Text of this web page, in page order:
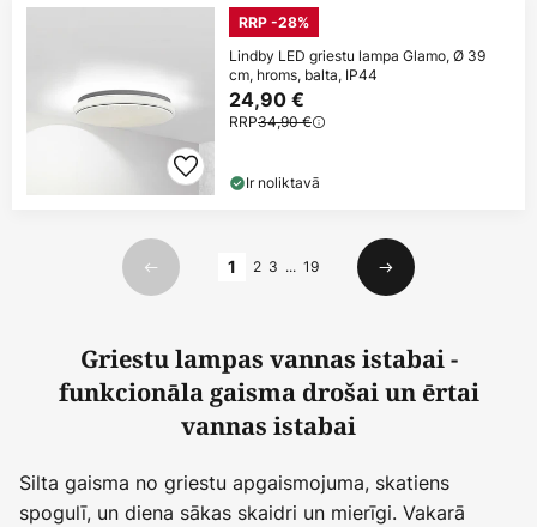
RRP -28%
Lindby LED griestu lampa Glamo, Ø 39
cm, hroms, balta, IP44
24,90 €
RRP34,90 €
Ir noliktavā
Iepriekšējais
1 2 3 ... 19
Nākamais
Griestu lampas vannas istabai -
funkcionāla gaisma drošai un ērtai
vannas istabai
Silta gaisma no griestu apgaismojuma, skatiens
spogulī, un diena sākas skaidri un mierīgi. Vakarā